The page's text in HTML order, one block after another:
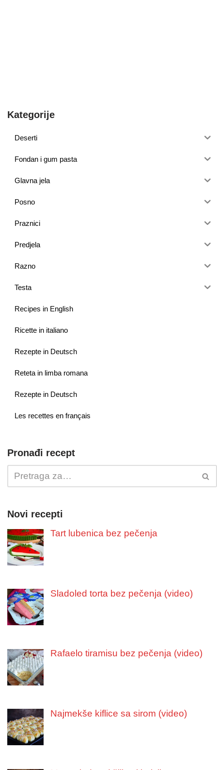
Kategorije
Deserti
Fondan i gum pasta
Glavna jela
Posno
Praznici
Predjela
Razno
Testa
Recipes in English
Ricette in italiano
Rezepte in Deutsch
Reteta in limba romana
Rezepte in Deutsch
Les recettes en français
Pronađi recept
Novi recepti
Tart lubenica bez pečenja
Sladoled torta bez pečenja (video)
Rafaelo tiramisu bez pečenja (video)
Najmekše kiflice sa sirom (video)